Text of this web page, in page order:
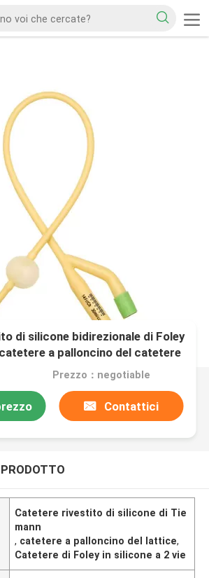
di silicone bidirezionale di Foley
a palloncino del catetere
Prezzo：negotiable
Contattici
Catetere rivestito di silicone di Tie
mann
, catetere a palloncino del lattice,
Catetere di Foley in silicone a 2 vie